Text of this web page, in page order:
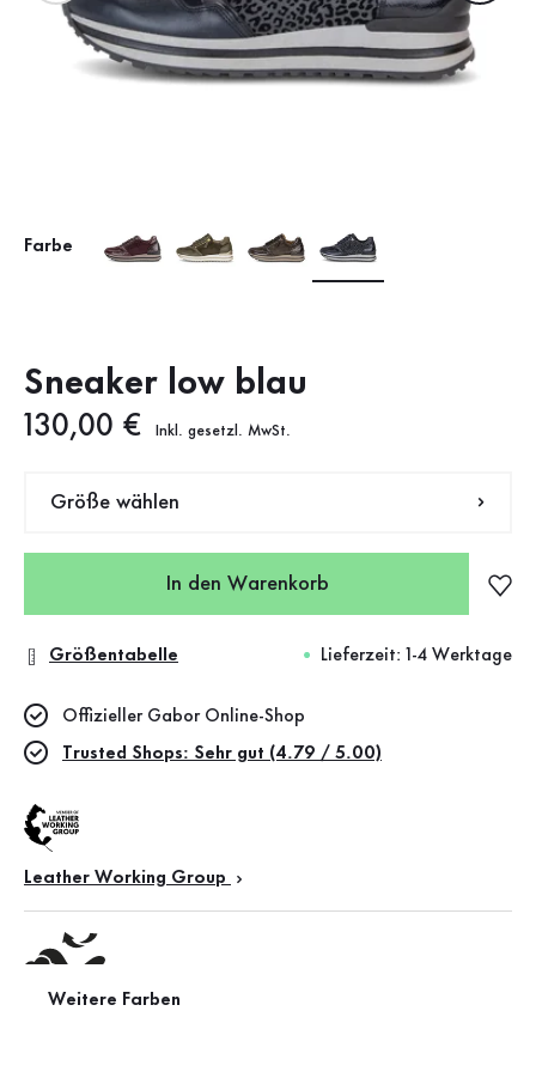
Farbe
Sneaker low blau
Neuer Preis
130,00 € Inkl. gesetzl. MwSt.
Größe wählen
In den Warenkorb
Größentabelle Lieferzeit: 1-4 Werktage
Weitere Farben
Offizieller Gabor Online-Shop
Trusted Shops: Sehr gut (4.79 / 5.00)
Leather Working Group
Wechselfußbett